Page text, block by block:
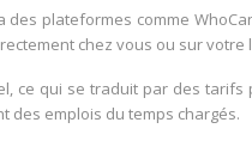
plateformes comme
chez vous ou sur votre
ce qui se traduit par des
des emplois du temps chargés.